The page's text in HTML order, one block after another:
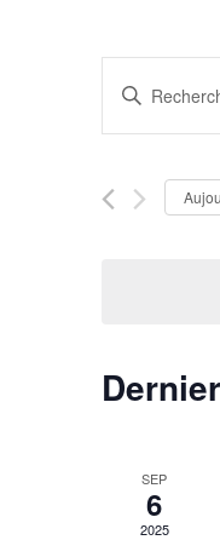
et
Saisir
Rechercher
Évènements
SEP
6
2025